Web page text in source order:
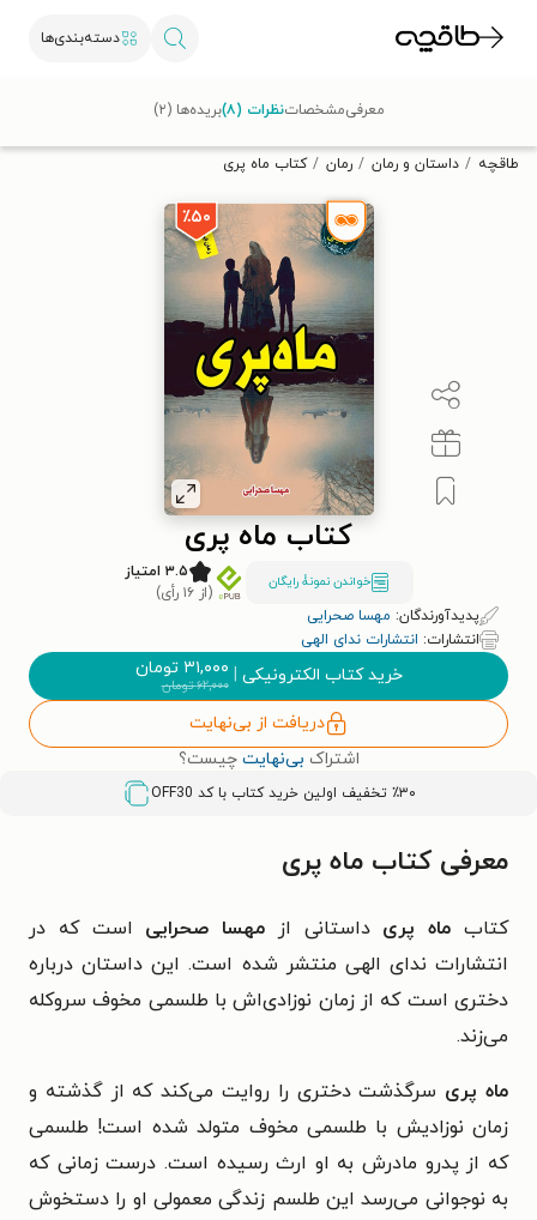
دسته‌بندی‌ها
تخفیف از طاقچه دریافت کن.
طاقچه داستان و رمان رمان کتاب ماه پری
٪۵۰
کتاب ماه پری
خواندن نمونۀ رایگان
۳.۵ امتیاز
(از ۱۶ رأی)
پدیدآورندگان: مهسا صحرایی
انتشارات: انتشارات ندای الهی
خرید کتاب الکترونیکی | ۳۱,۰۰۰ تومان
۶۲,۰۰۰تومان
دریافت از بی‌نهایت
اشتراک بی‌نهایت چیست؟
٪۳۰ تخفیف اولین خرید کتاب با کد OFF30
معرفیمشخصاتنظرات (۸) بریده‌ها (۲)
معرفی کتاب ماه پری
کتاب ماه پریداستانی از مهسا صحرایی است که در
انتشارات ندای الهی منتشر شده است. این داستان درباره
دختری است که از زمان نوزادی‌اش با طلسمی مخوف سروکله
می‌زند.
ماه پری سرگذشت دختری را روایت می‌کند که از گذشته و
زمان نوزادیش با طلسمی مخوف متولد شده است! طلسمی
که از پدرو مادرش به او ارث رسیده است. درست زمانی که
به نوجوانی می‌رسد این طلسم زندگی معمولی او را دستخوش